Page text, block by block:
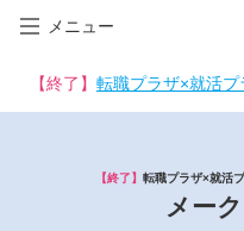
メニュー
【終了】 転職プラザ×就活プ
【終了】 転職プラザ×就活
メー